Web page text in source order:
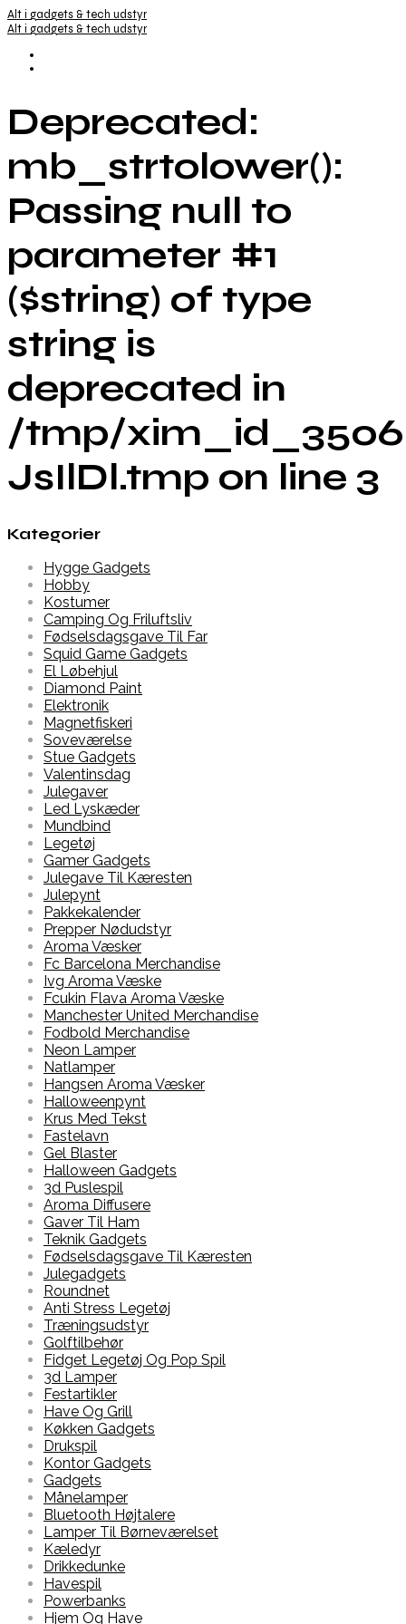
Alt i gadgets & tech udstyr
Alt i gadgets & tech udstyr
Deprecated:
mb_strtolower():
Passing null to
parameter #1
($string) of type
string is
deprecated in
/tmp/
JsIlDl.tmp on line 3
Kategorier
Hygge Gadgets
Hobby
Kostumer
Camping Og Friluftsliv
Fødselsdagsgave Til Far
Squid Game Gadgets
El Løbehjul
Diamond Paint
Elektronik
Magnetfiskeri
Soveværelse
Stue Gadgets
Valentinsdag
Julegaver
Led Lyskæder
Mundbind
Legetøj
Gamer Gadgets
Julegave Til Kæresten
Julepynt
Pakkekalender
Prepper Nødudstyr
Aroma Væsker
Fc Barcelona Merchandise
Ivg Aroma Væske
Fcukin Flava Aroma Væske
Manchester United Merchandise
Fodbold Merchandise
Neon Lamper
Natlamper
Hangsen Aroma Væsker
Halloweenpynt
Krus Med Tekst
Fastelavn
Gel Blaster
Halloween Gadgets
3d Puslespil
Aroma Diffusere
Gaver Til Ham
Teknik Gadgets
Fødselsdagsgave Til Kæresten
Julegadgets
Roundnet
Anti Stress Legetøj
Træningsudstyr
Golftilbehør
Fidget Legetøj Og Pop Spil
3d Lamper
Festartikler
Have Og Grill
Køkken Gadgets
Drukspil
Kontor Gadgets
Gadgets
Månelamper
Bluetooth Højtalere
Lamper Til Børneværelset
Kæledyr
Drikkedunke
Havespil
Powerbanks
Hjem Og Have